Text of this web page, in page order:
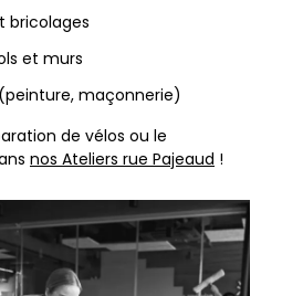
bricolages
et murs
maçonnerie)
de vélos ou le
nos Ateliers rue Pajeaud !